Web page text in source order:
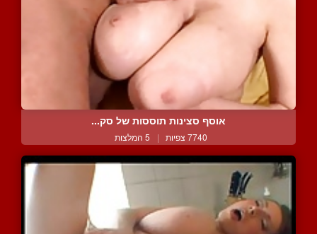
אוסף סצינות תוססות של סק...
7740 צפיות | 5 המלצות